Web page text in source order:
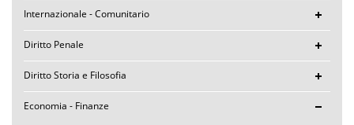
Internazionale - Comunitario
Diritto Penale
Diritto Storia e Filosofia
Economia - Finanze